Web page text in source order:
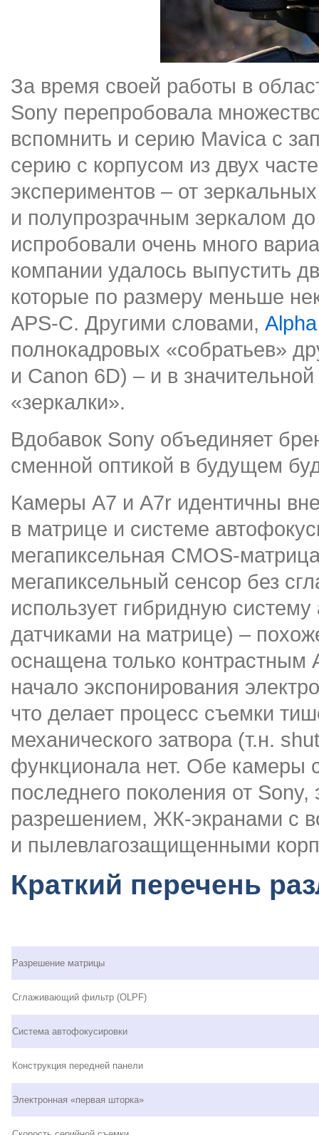
За время своей работы в
Sony перепробовала
вспомнить и серию Mavica с
серию с корпусом из двух
экспериментов – от
и полупрозрачным зеркалом
испробовали очень много
компании удалось выпустить
которые по размеру меньше
APS-C. Другими словами,
полнокадровых «собратьев»
и Canon 6D) – и в
«зеркалки».
Вдобавок Sony объединяет
сменной оптикой в будущем
Камеры A7 и A7r идентичны
в матрице и системе
мегапиксельная CMOS-
мегапиксельный сенсор без
использует гибридную
датчиками на матрице) –
оснащена только контрастным
начало экспонирования
что делает процесс съемки
механического затвора (т.н.
функционала нет. Обе камеры
последнего поколения от
разрешением, ЖК-экранами с
и пылевлагозащищенными
Краткий перечень
Разрешение матрицы
Сглаживающий фильтр (OLPF)
Система автофокусировки
Конструкция передней панели
Электронная «первая шторка»